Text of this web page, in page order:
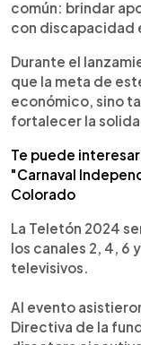
común: brindar
con discapacidad
Durante el
que la meta de
económico, sino
fortalecer la
Te puede
"Carnaval
Colorado
La Teletón 2024
los canales 2, 4, 6
televisivos.
Al evento
Directiva de la